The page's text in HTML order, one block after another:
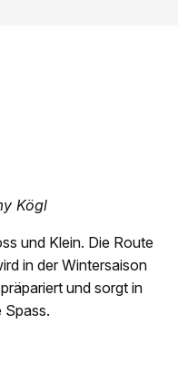
Kögl
und Klein. Die Route
in der Wintersaison
und sorgt in
Spass.